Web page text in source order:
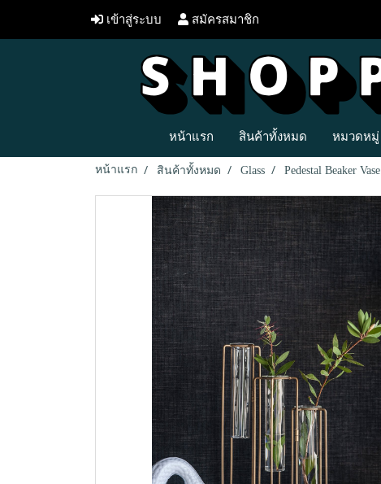
เข้าสู่ระบบ สมัครสมาชิก
หน้าแรก สินค้าทั้งหมด หมวดหมู่
หน้าแรก สินค้าทั้งหมด Glass Pedestal Beaker Vase